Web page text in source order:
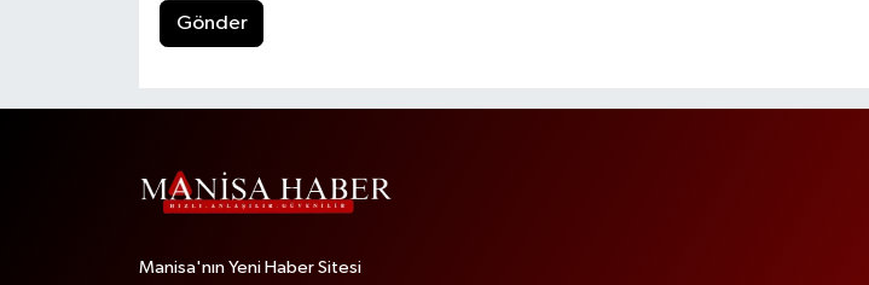
Gönder
Manisa'nın Yeni Haber Sitesi